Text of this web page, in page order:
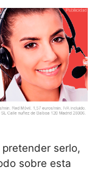
serlo,
sobre esta